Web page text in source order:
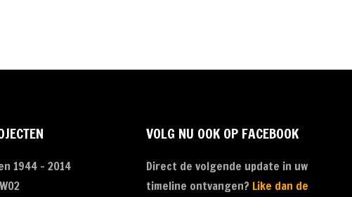
1944 - 2014
VOLG NU OOK OP FACEBOOK
Direct de volgende update in uw
timeline ontvangen? Like dan de